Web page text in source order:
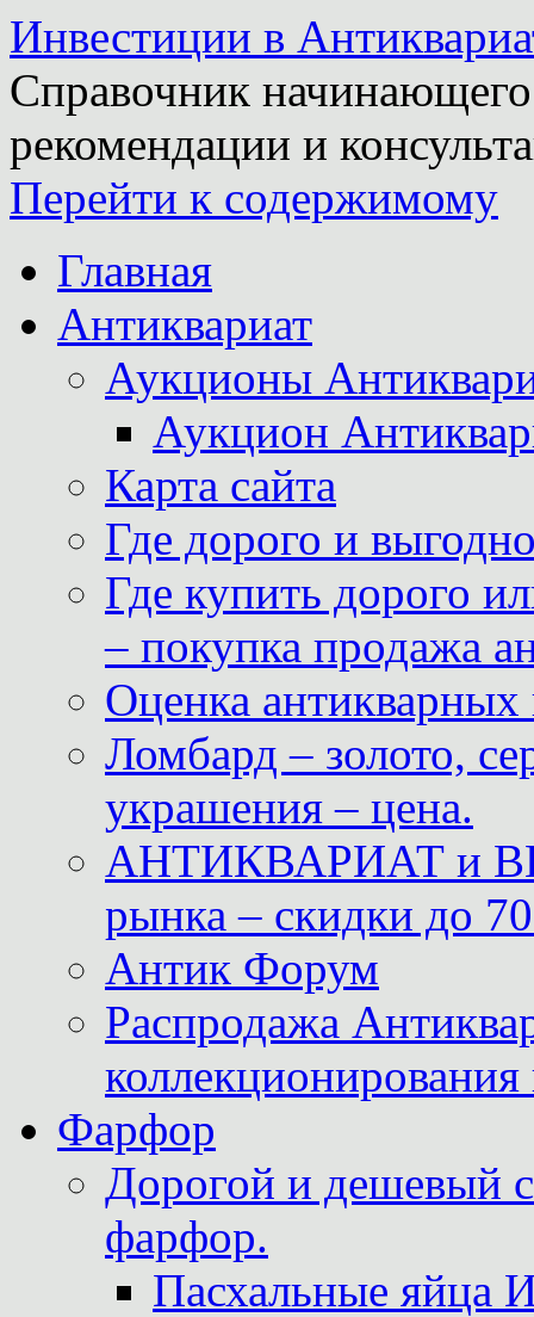
Инвестиции в
Справочник
рекомендации и
Перейти к содержимому
Главная
Антиквариат
Аукционы
Аукцион
Карта сайта
Где дорого и
Где купить дорого
– покупка продажа
Оценка антикварных
Ломбард – золото,
украшения – цена.
АНТИКВАРИАТ и
рынка – скидки до
Антик Форум
Распродажа
Фарфор
Дорогой и дешевый
фарфор.
Пасхальные яйца